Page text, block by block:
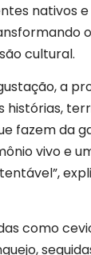
nativos
cultural.
a
histórias,
fazem da
vivo e
como